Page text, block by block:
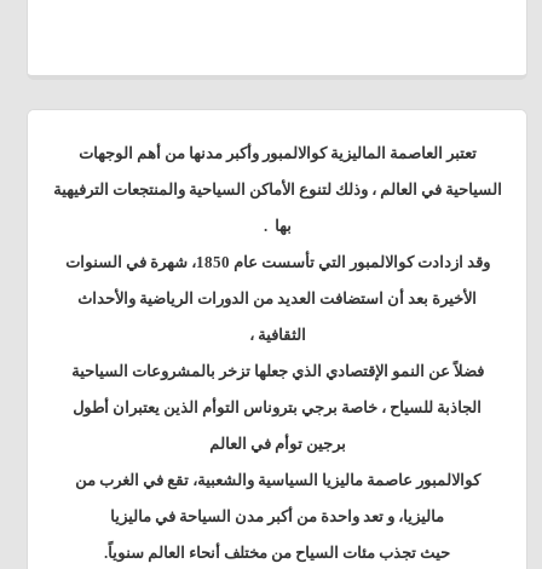
تعتبر العاصمة الماليزية كوالالمبور وأكبر مدنها من أهم الوجهات
السياحية في العالم ، وذلك لتنوع الأماكن السياحية والمنتجعات الترفيهية
بها .
وقد ازدادت كوالالمبور التي تأسست عام 1850، شهرة في السنوات
الأخيرة بعد أن استضافت العديد من الدورات الرياضية والأحداث
الثقافية ،
فضلاً عن النمو الإقتصادي الذي جعلها تزخر بالمشروعات السياحية
الجاذبة للسياح ، خاصة برجي بتروناس التوأم الذين يعتبران أطول
برجين توأم في العالم
كوالالمبور عاصمة ماليزيا السياسية والشعبية، تقع في الغرب من
ماليزيا، و تعد واحدة من أكبر مدن السياحة في ماليزيا
حيث تجذب مئات السياح من مختلف أنحاء العالم سنوياً.